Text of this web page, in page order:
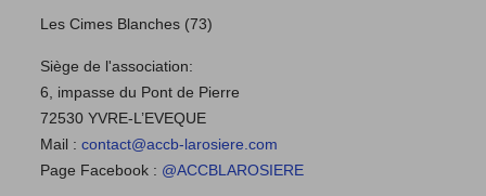
Les Cimes Blanches (73)
Siège de l'association:
6, impasse du Pont de Pierre
72530 YVRE-L’EVEQUE
Mail : contact@accb-larosiere.com
Page Facebook : @ACCBLAROSIERE